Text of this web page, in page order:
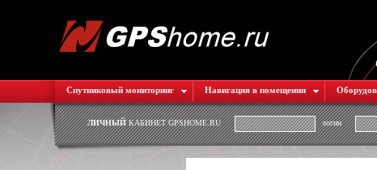
Спутниковый мониторинг Навигация в помещении
ЛИЧНЫЙКАБИНЕТ GPSHOME.RU логин